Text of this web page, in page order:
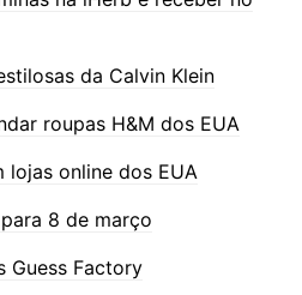
da Calvin Klein
roupas H&M dos EUA
lojas online dos EUA
8 de março
Guess Factory